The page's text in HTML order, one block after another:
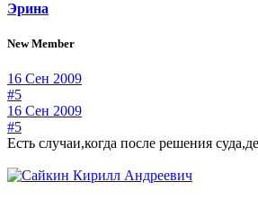
Эрина
New Member
16 Сен 2009
#5
16 Сен 2009
#5
Есть случаи,когда после решения